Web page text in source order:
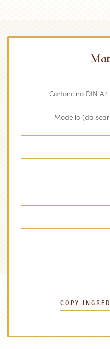
Cartoncino DIN
Modello (da
COPY